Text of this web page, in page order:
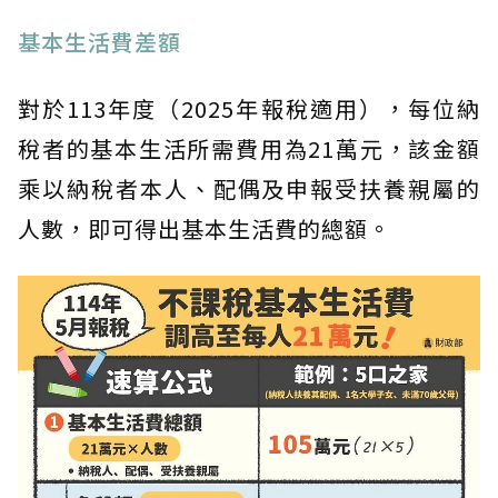
基本生活費差額
對於113年度（2025年報稅適用），每位納
稅者的基本生活所需費用為21萬元，該金額
乘以納稅者本人、配偶及申報受扶養親屬的
人數，即可得出基本生活費的總額。